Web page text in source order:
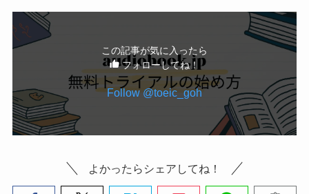
この記事が気に入ったら
フォローしてね！
Follow @toeic_goh
よかったらシェアしてね！